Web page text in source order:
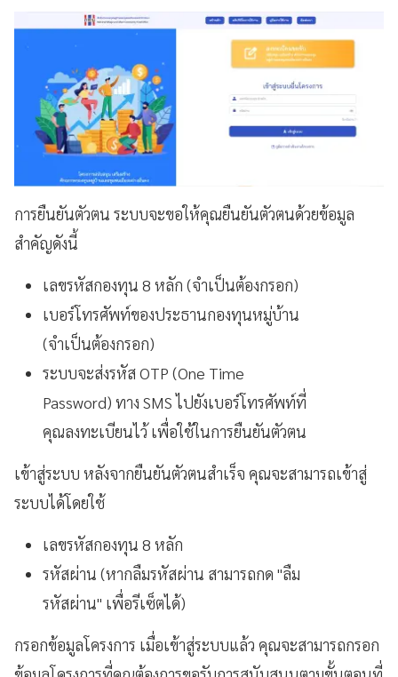
การยืนยันตัวตน ระบบจะขอให้คุณยืนยันตัวตนด้วยข้อมูล
สำคัญดังนี้
เลขรหัสกองทุน 8 หลัก (จำเป็นต้องกรอก)
เบอร์โทรศัพท์ของประธานกองทุนหมู่บ้าน
(จำเป็นต้องกรอก)
ระบบจะส่งรหัส OTP (One Time
Password) ทาง SMS ไปยังเบอร์โทรศัพท์ที่
คุณลงทะเบียนไว้ เพื่อใช้ในการยืนยันตัวตน
เข้าสู่ระบบ หลังจากยืนยันตัวตนสำเร็จ คุณจะสามารถเข้าสู่
ระบบได้โดยใช้
เลขรหัสกองทุน 8 หลัก
รหัสผ่าน (หากลืมรหัสผ่าน สามารถกด "ลืม
รหัสผ่าน" เพื่อรีเซ็ตได้)
กรอกข้อมูลโครงการ เมื่อเข้าสู่ระบบแล้ว คุณจะสามารถกรอก